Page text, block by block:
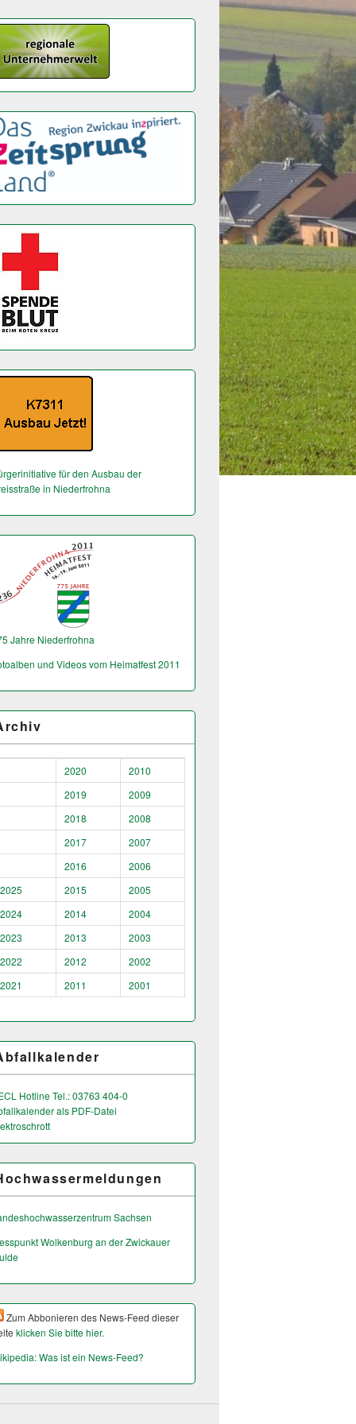
für den Ausbau der
in Niederfrohna
Jahre Niederfrohna
und Videos vom Heimatfest 2011
2020
2010
2019
2009
2018
2008
2017
2007
2016
2006
2025
2015
2005
2024
2014
2004
2023
2013
2003
2022
2012
2002
2021
2011 2001
Hotline Tel.: 03763 404-0
als PDF-Datei
Sachsen
Wolkenburg an der Zwickauer
Zum Abbonieren des News-Feed dieser
klicken Sie bitte hier.
Was ist ein News-Feed?